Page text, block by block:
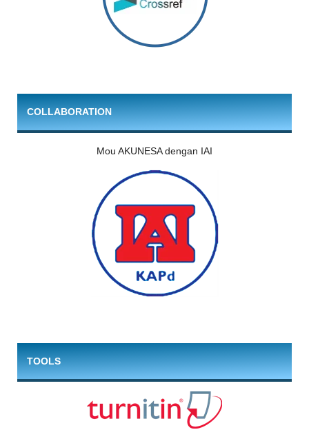
COLLABORATION
Mou AKUNESA dengan IAI
TOOLS